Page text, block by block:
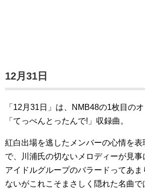
12月31日
「12月31日」は、NMB48の1枚目の
「てっぺんとったんで!」収録曲。
紅白出場を逃したメンバーの心情を
で、川浦氏の切ないメロディーが見事
アイドルグループのバラードってあ
ないがこれこそまさしく隠れた名曲で